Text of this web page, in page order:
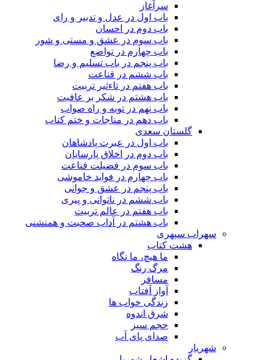
سرآغاز
باب اول در عدل و تدبیر و رای
باب دوم در احسان
باب سوم در عشق و مستی و شور
باب چهارم در تواضع
باب پنجم در باب تسلیم و رضا
باب ششم در قناعت
باب هفتم در تاءثیر تربیت
باب هشتم در شکر بر عافیت
باب نهم در توبه و راه صواب
باب دهم در مناجات و ختم کتاب
گلستان سعدی
باب اول در عبرت پادشاهان
باب دوم در اخلاق پارسایان
باب سوم در فضیلت قناعت
باب چهارم در فواید خاموشى
باب پنجم در عشق و جوانى
باب ششم در ناتوانى و پیرى
باب هفتم در عالم تربیت
باب هشتم در آداب صحبت و همنشنى
سهراب سپهری
هشت کتاب
ما هیچ، ما نگاه
مرگ رنگ
مسافر
آواز آفتاب
زندگی خواب ها
شرق اندوه
حجم سبز
صدای پای آب
شهریار